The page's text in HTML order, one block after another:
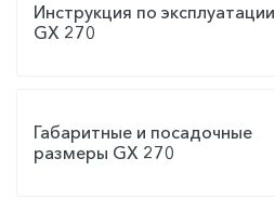
Инструкция по эксплуатации
GX 270
Габаритные и посадочные
размеры GX 270